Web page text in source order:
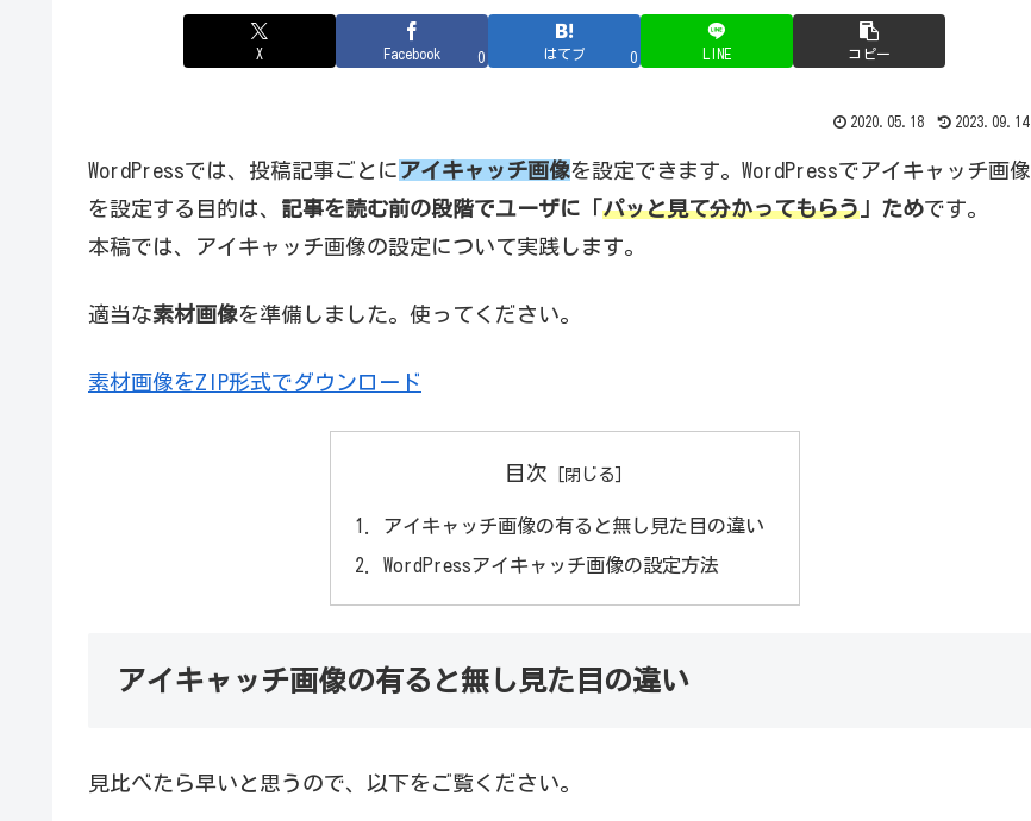
X Facebook 0 はてブ 0 LINE コピー
2020.05.18 2023.09.14
WordPressでは、投稿記事ごとに アイキャッチ画像を設定できます。WordPressでアイキャッチ画像
を設定する目的は、 記事を読む前の段階でユーザに「パッと見て分かってもらう 」ためです。
本稿では、アイキャッチ画像の設定について実践します。
適当な素材画像を準備しました。使ってください。
素材画像をZIP形式でダウンロード
目次
アイキャッチ画像の有ると無し見た目の違い
WordPressアイキャッチ画像の設定方法
アイキャッチ画像の有ると無し見た目の違い
見比べたら早いと思うので、以下をご覧ください。